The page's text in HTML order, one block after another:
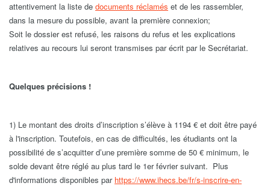
attentivement la liste de documents réclamés et de les rassembler,
dans la mesure du possible, avant la première connexion;
Soit le dossier est refusé, les raisons du refus et les explications
relatives au recours lui seront transmises par écrit par le Secrétariat.
Quelques précisions !
1) Le montant des droits d’inscription s’élève à 1194 € et doit être payé
à l'inscription. Toutefois, en cas de difficultés, les étudiants ont la
possibilité de s’acquitter d’une première somme de 50 € minimum, le
solde devant être réglé au plus tard le 1er février suivant. Plus
d'informations disponibles par https://www.ihecs.be/fr/s-inscrire-en-